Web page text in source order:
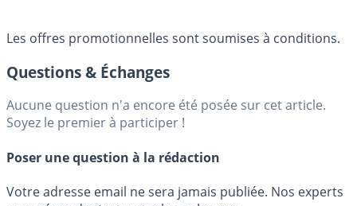
Les offres promotionnelles sont soumises à conditions.
Questions & Échanges
Aucune question n'a encore été posée sur cet article.
Soyez le premier à participer !
Poser une question à la rédaction
Votre adresse email ne sera jamais publiée. Nos experts